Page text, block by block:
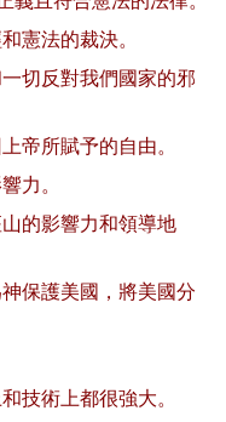
憲法的裁決。
切反對我們國家的邪
帝所賦予的自由。
力。
的影響力和領導地
保護美國，將美國分
技術上都很強大。